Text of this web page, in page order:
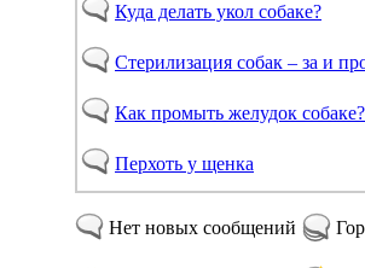
Куда делать укол собаке?
Стерилизация собак – за и
Как промыть желудок собаке?
Перхоть у щенка
Нет новых сообщений